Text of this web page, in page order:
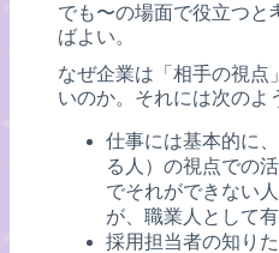
でも〜の場面で役立つと
ばよい。
なぜ企業は「相手の視点
いのか。それには次のよ
仕事には基本的に
る人）の視点での
でそれができない
が、職業人として
採用担当者の知り